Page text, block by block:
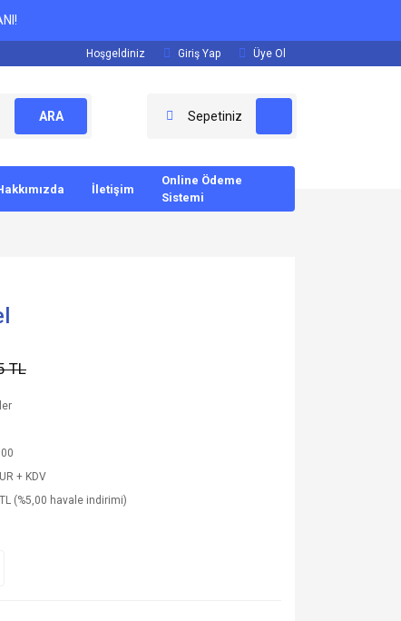
Hoşgeldiniz Giriş Yap Üye Ol
ARA Sepetiniz
İletişim
Online Ödeme
Sistemi
TL
+ KDV
(%5,00 havale indirimi)